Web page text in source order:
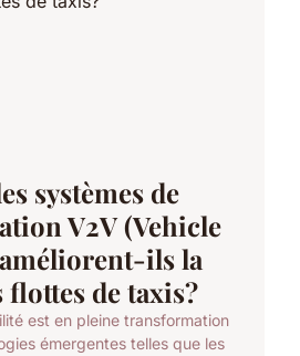
systèmes de
V2V (Vehicle
ils la
flottes de taxis?
est en pleine transformation
émergentes telles que les